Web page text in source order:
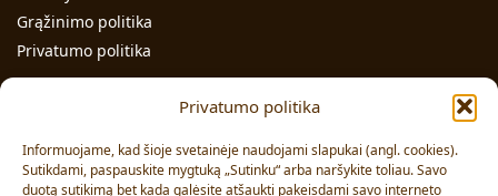
Privatumo politika
Informuojame, kad šioje svetainėje naudojami slapukai (angl. cookies).
Sutikdami, paspauskite mygtuką „Sutinku“ arba naršykite toliau. Savo
duotą sutikimą bet kada galėsite atšaukti pakeisdami savo interneto
Grąžinimo politika
Privatumo politika
Individualios veiklos pažymos Nr.: 991331
Adresas: Volungės g. 23-18, LT-63176, Alytus
Pardavimai:+370 608 91 653